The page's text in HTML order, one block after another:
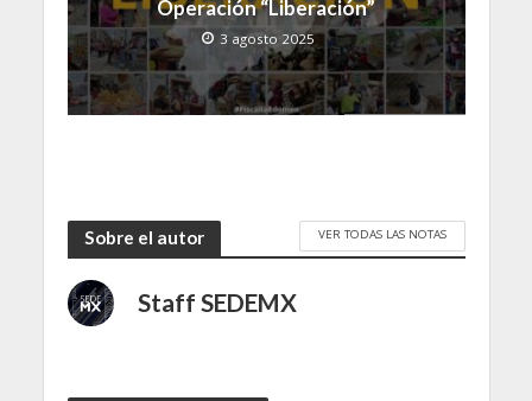
Operación “Liberación”
3 agosto 2025
Sobre el autor VER TODAS LAS NOTAS
Staff SEDEMX